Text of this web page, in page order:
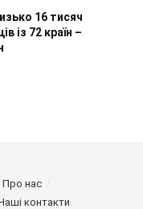
16 тисяч
із 72 країн –
Про нас
контакти